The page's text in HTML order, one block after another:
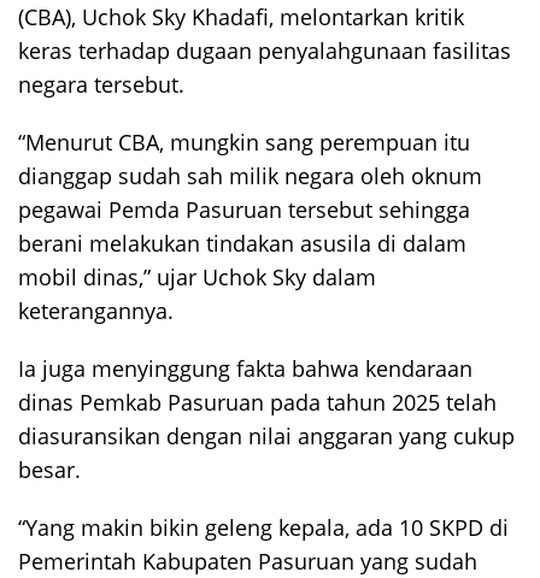
(CBA), Uchok Sky Khadafi, melontarkan kritik
keras terhadap dugaan penyalahgunaan fasilitas
negara tersebut.
“Menurut CBA, mungkin sang perempuan itu
dianggap sudah sah milik negara oleh oknum
pegawai Pemda Pasuruan tersebut sehingga
berani melakukan tindakan asusila di dalam
mobil dinas,” ujar Uchok Sky dalam
keterangannya.
Ia juga menyinggung fakta bahwa kendaraan
dinas Pemkab Pasuruan pada tahun 2025 telah
diasuransikan dengan nilai anggaran yang cukup
besar.
“Yang makin bikin geleng kepala, ada 10 SKPD di
Pemerintah Kabupaten Pasuruan yang sudah